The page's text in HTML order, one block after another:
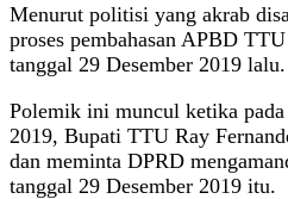
Menurut politisi yang akrab
proses pembahasan APBD
tanggal 29 Desember 2019 lalu.
Polemik ini muncul ketika
2019, Bupati TTU Ray
dan meminta DPRD
tanggal 29 Desember 2019 itu.